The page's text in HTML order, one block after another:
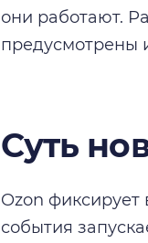
они работают.
предусмотрены
Суть
Ozon фиксирует
события